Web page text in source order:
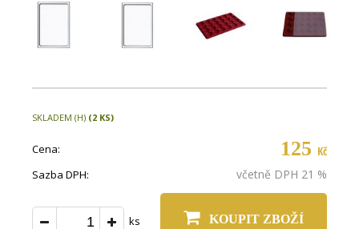
SKLADEM (H) (2 KS)
Cena: 125 Kč
Sazba DPH: včetně DPH 21 %
ks KOUPIT ZBOŽÍ